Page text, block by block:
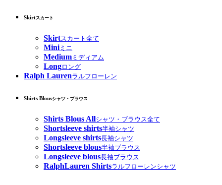
Skirtスカート
Skirtスカート全て
Miniミニ
Medium ミディアム
Longロング
Ralph Laurenラルフローレン
Shirts Blousシャツ・ブラウス
Shirts Blous Allシャツ・ブラウス全て
Shortsleeve shirts半袖シャツ
Longsleeve shirts長袖シャツ
Shortsleeve blous半袖ブラウス
Longsleeve blous長袖ブラウス
RalphLauren Shirtsラルフローレンシャツ